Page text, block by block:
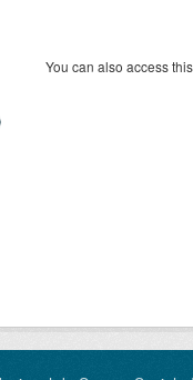
You can also access